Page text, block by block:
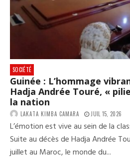
SOCIÉTÉ
Guinée : L’hommage
Hadja Andrée Touré, «
la nation
LAKATA KIMBA CAMARA JUIL 15, 2026
L’émotion est vive au sein de la
Suite au décès de Hadja Andrée
juillet au Maroc, le monde du...